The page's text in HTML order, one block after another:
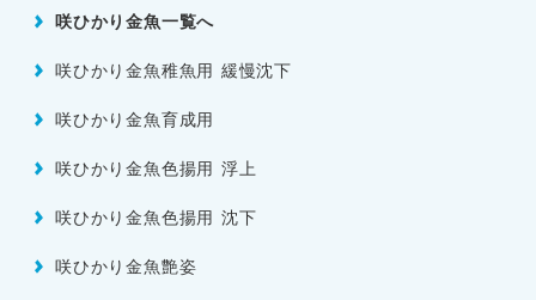
咲ひかり金魚一覧へ
咲ひかり金魚稚魚用 緩慢沈下
咲ひかり金魚育成用
咲ひかり金魚色揚用 浮上
咲ひかり金魚色揚用 沈下
咲ひかり金魚艶姿